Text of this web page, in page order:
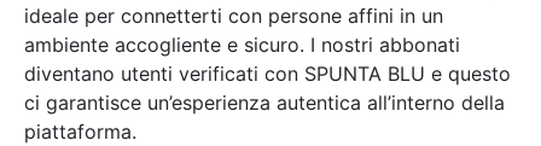
ideale per connetterti con persone affini in un
ambiente accogliente e sicuro. I nostri abbonati
diventano utenti verificati con SPUNTA BLU e questo
ci garantisce un’esperienza autentica all’interno della
piattaforma.